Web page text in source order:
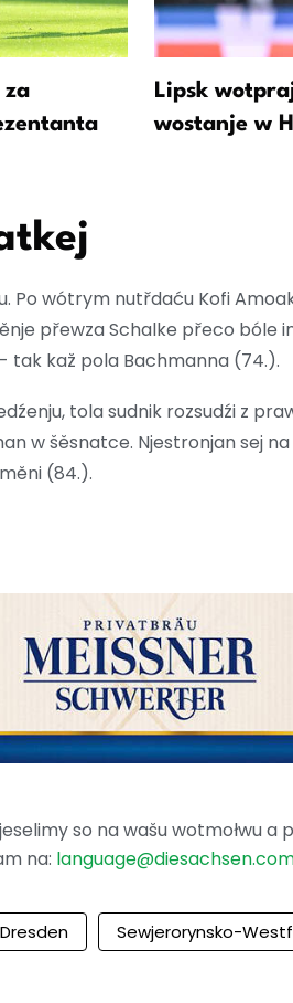
za
Lipsk
wostanje w
Po wótrym nutřdaću Kofi
přewza Schalke přeco bóle
tak kaž pola Bachmanna (74.).
tola sudnik rozsudźi z
w šěsnatce. Njestronjan sej
(84.).
so na wašu wotmołwu a
na:
Sewjerorynsko-